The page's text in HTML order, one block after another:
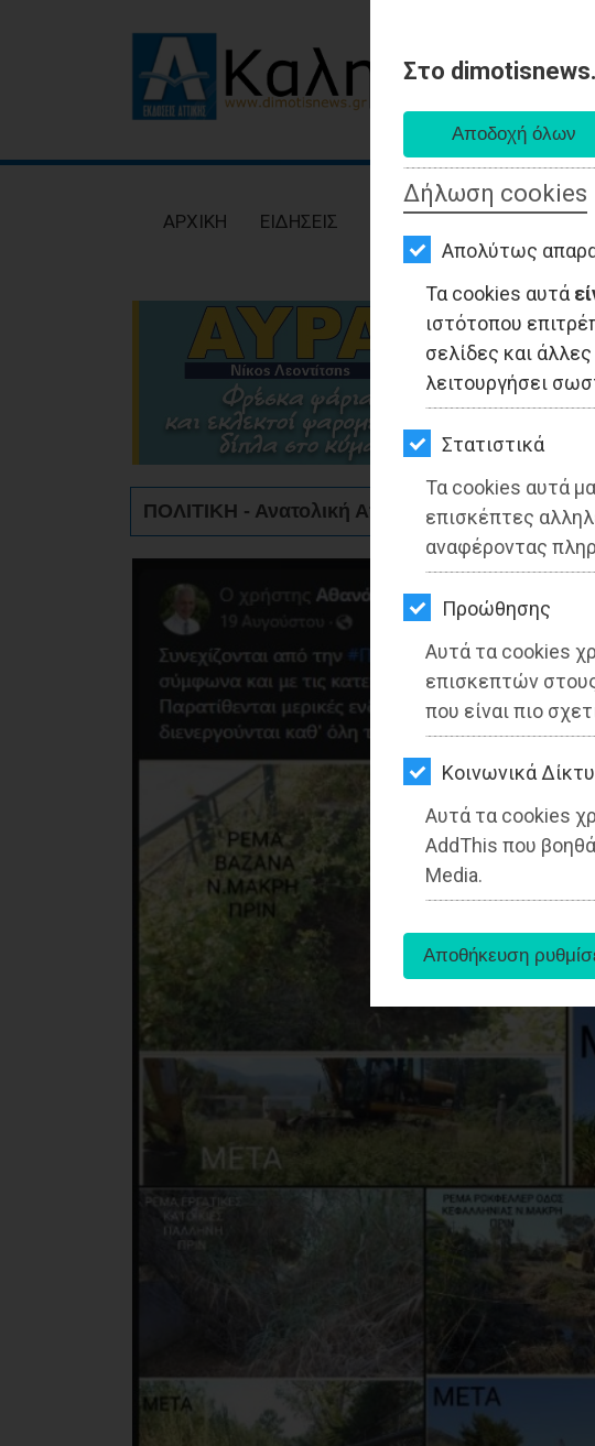
Στο
Δήλωση cookies
Απολύτως
Τα cookies αυτά
ιστότοπου
σελίδες και
λειτουργήσει
Στατιστικά
Τα cookies αυτά
επισκέπτες
αναφέροντας
Προώθησης
Αυτά τα cookies
επισκεπτών
που είναι πιο
Kοινωνικά
Αυτά τα cookies
AddThis που
Media.
ΕΙΔΗΣΕΙΣ
ΑΘΛΗΤΙΣΜΟΣ
ΠΟΛΙΤΙΣΜΟΣ
LIFESTYLE
ΠΕΡΙΒΑΛΛΟΝ
ΚΑΤΟΙΚΙΔΙΟ
AΡΧΙΚΗ ΕΙΔΗΣΕΙΣ
ΠΟΛΙΤΙΚΗ - Ανατολική Αττική